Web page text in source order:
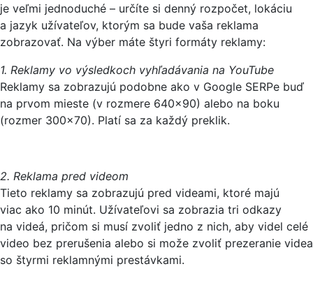
je veľmi jednoduché – určíte si denný rozpočet, lokáciu
a jazyk užívateľov, ktorým sa bude vaša reklama
zobrazovať. Na výber máte štyri formáty reklamy:
1. Reklamy vo výsledkoch vyhľadávania na YouTube
Reklamy sa zobrazujú podobne ako v Google SERPe buď
na prvom mieste (v rozmere 640×90) alebo na boku
(rozmer 300×70). Platí sa za každý preklik.
2. Reklama pred videom
Tieto reklamy sa zobrazujú pred videami, ktoré majú
viac ako 10 minút. Užívateľovi sa zobrazia tri odkazy
na videá, pričom si musí zvoliť jedno z nich, aby videl celé
video bez prerušenia alebo si može zvoliť prezeranie videa
so štyrmi reklamnými prestávkami.